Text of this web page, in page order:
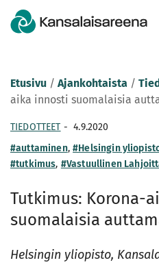
Etusivu / Ajankohtaista /
aika innosti suomalaisia
TIEDOTTEET - 4.9.2020
#auttaminen,#Helsingin
#tutkimus, #Vastuullinen
Tutkimus: Korona-
suomalaisia
Helsingin yliopisto,